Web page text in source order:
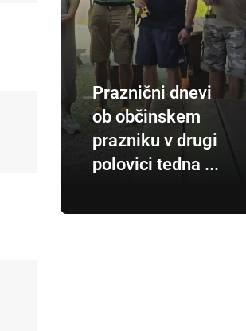
Praznični dnevi
ob občinskem
prazniku v drugi
polovici tedna ...